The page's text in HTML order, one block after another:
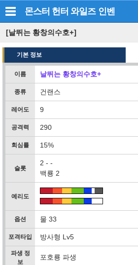
몬스터 헌터 와일즈 인벤
[날뛰는 황창의수호+]
기본 정보
이름 날뛰는 황창의수호+
종류 건랜스
레어도 9
공격력 290
회심률 15%
슬롯
2 - -
백룡 2
예리도
옵션 물 33
포격타입 방사형 Lv5
파생 정
보
포호룡 파생